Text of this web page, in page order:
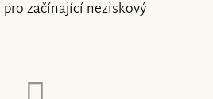
organizovat
začínající neziskový